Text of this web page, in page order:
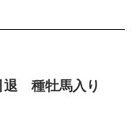
退 種牡馬入り